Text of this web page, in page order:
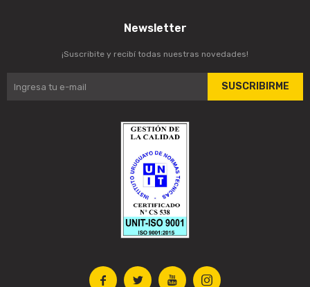
   
Newsletter
¡Suscribite y recibí todas nuestras novedades!
SUSCRIBIRME